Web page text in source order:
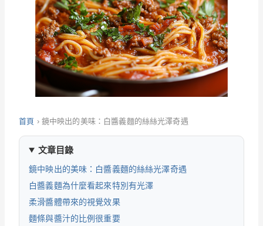
首頁 › 鏡中映出的美味：白醬義麵的絲絲光澤奇遇
文章目錄
鏡中映出的美味：白醬義麵的絲絲光澤奇遇
白醬義麵為什麼看起來特別有光澤
柔滑醬體帶來的視覺效果
麵條與醬汁的比例很重要